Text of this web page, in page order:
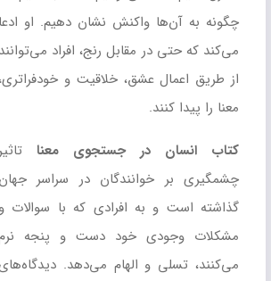
چگونه به آن‌ها واکنش نشان دهیم. او ادعا
می‌کند که حتی در مقابل رنج، افراد می‌توانند
از طریق اعمال عشق، خلاقیت و خودفراتری،
معنا را پیدا کنند.
کتاب انسان در جستجوی معناتاثیر
چشمگیری بر خوانندگان در سراسر جهان
گذاشته است و به افرادی که با سوالات و
مشکلات وجودی خود دست و پنجه نرم
می‌کنند، تسلی و الهام می‌دهد. دیدگاه‌های